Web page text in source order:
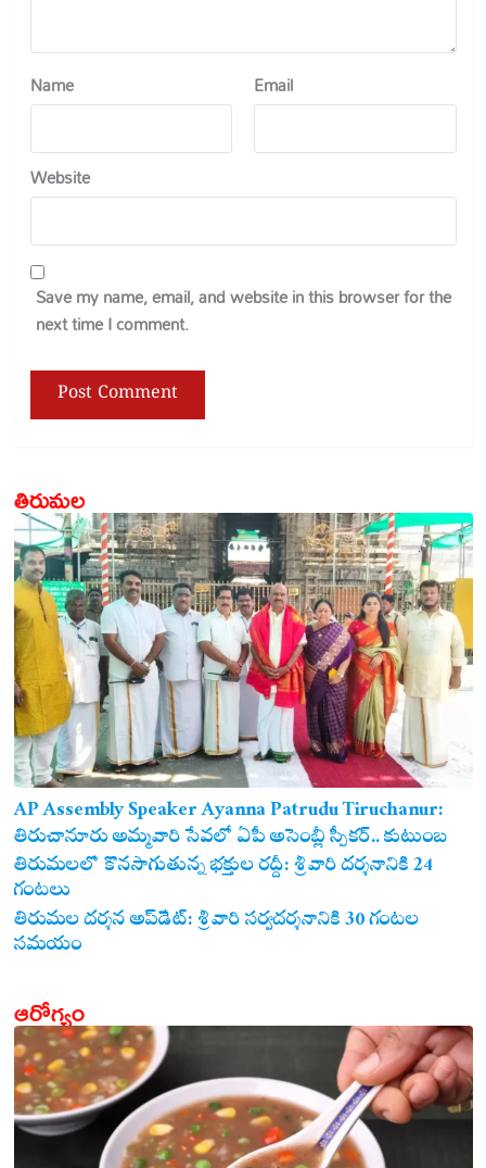
Name Email
Website
Save my name, email, and website in this browser for the
next time I comment.
తిరుమల
AP Assembly Speaker Ayanna Patrudu Tiruchanur:
తిరుచానూరు అమ్మవారి సేవలో ఏపీ అసెంబ్లీ స్పీకర్.. కుటుంబ
సమేతంగా దర్శించుకున్న అయ్యన్నపాత్రుడు!
తిరుమలలో కొనసాగుతున్న భక్తుల రద్దీ: శ్రీవారి దర్శనానికి 24
గంటలు
తిరుమల దర్శన అప్‌డేట్: శ్రీవారి సర్వదర్శనానికి 30 గంటల
సమయం
ఆరోగ్యం